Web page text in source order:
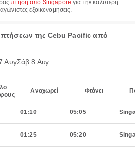
σαςπτήση από Singapore για την καλύτερη
εξοικονομήσεις.
πτήσεων της Cebu Pacific από
ΑυγΣάβ 8 Αυγ
Αναχωρεί Φτάνει
01:10 05:05
01:25 05:20